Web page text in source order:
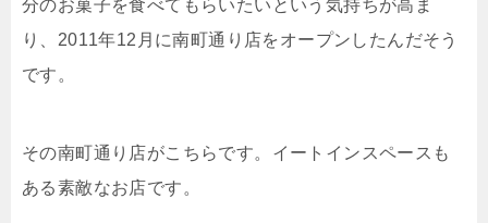
分のお菓子を食べてもらいたいという気持ちが高ま
り、2011年12月に南町通り店をオープンしたんだそう
です。
その南町通り店がこちらです。イートインスペースも
ある素敵なお店です。